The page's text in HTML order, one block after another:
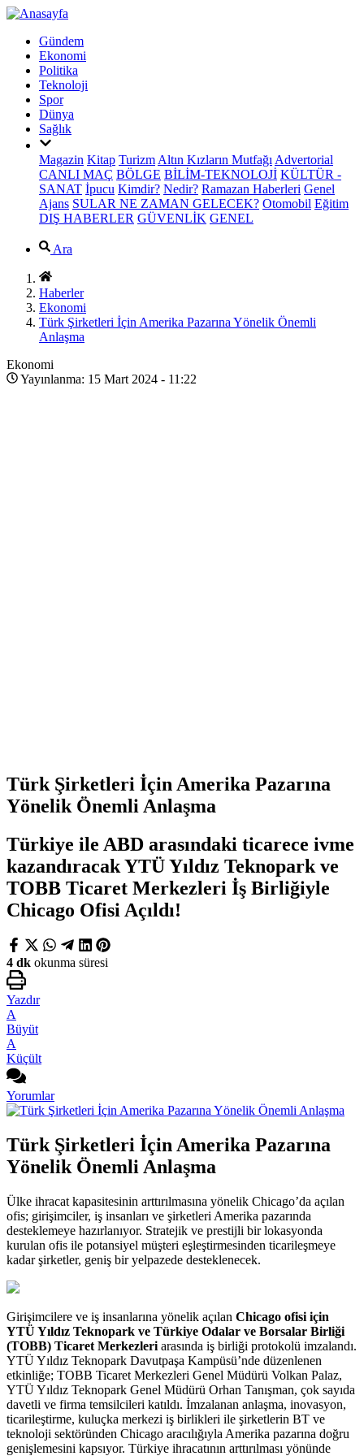
Gündem
Ekonomi
Politika
Teknoloji
Spor
Dünya
Sağlık
Magazin Kitap Turizm Altın Kızların Mutfağı Advertorial
CANLI MAÇ BÖLGE BİLİM-TEKNOLOJİ KÜLTÜR -
SANAT İpucu Kimdir? Nedir? Ramazan Haberleri Genel
Ajans SULAR NE ZAMAN GELECEK? Otomobil Eğitim
DIŞ HABERLER GÜVENLİK GENEL
Ara
Haberler
Ekonomi
Türk Şirketleri İçin Amerika Pazarına Yönelik Önemli
Anlaşma
Ekonomi
Yayınlanma: 15 Mart 2024 - 11:22
Türk Şirketleri İçin Amerika Pazarına
Yönelik Önemli Anlaşma
Türkiye ile ABD arasındaki ticarece ivme
kazandıracak YTÜ Yıldız Teknopark ve
TOBB Ticaret Merkezleri İş Birliğiyle
Chicago Ofisi Açıldı!
4 dk okunma süresi
Yazdır
A
Büyüt
A
Küçült
Yorumlar
Türk Şirketleri İçin Amerika Pazarına
Yönelik Önemli Anlaşma
Ülke ihracat kapasitesinin arttırılmasına yönelik Chicago’da açılan
ofis; girişimciler, iş insanları ve şirketleri Amerika pazarında
desteklemeye hazırlanıyor. Stratejik ve prestijli bir lokasyonda
kurulan ofis ile potansiyel müşteri eşleştirmesinden ticarileşmeye
kadar şirketler, geniş bir yelpazede desteklenecek.
Girişimcilere ve iş insanlarına yönelik açılan Chicago ofisi için
YTÜ Yıldız Teknopark ve Türkiye Odalar ve Borsalar Birliği
(TOBB) Ticaret Merkezleri arasında iş birliği protokolü imzalandı.
YTÜ Yıldız Teknopark Davutpaşa Kampüsü’nde düzenlenen
etkinliğe; TOBB Ticaret Merkezleri Genel Müdürü Volkan Palaz,
YTÜ Yıldız Teknopark Genel Müdürü Orhan Tanışman, çok sayıda
davetli ve firma temsilcileri katıldı. İmzalanan anlaşma, inovasyon,
ticarileştirme, kuluçka merkezi iş birlikleri ile şirketlerin BT ve
teknoloji sektöründen Chicago aracılığıyla Amerika pazarına doğru
genişlemesini kapsıyor. Türkiye ihracatının arttırılması yönünde